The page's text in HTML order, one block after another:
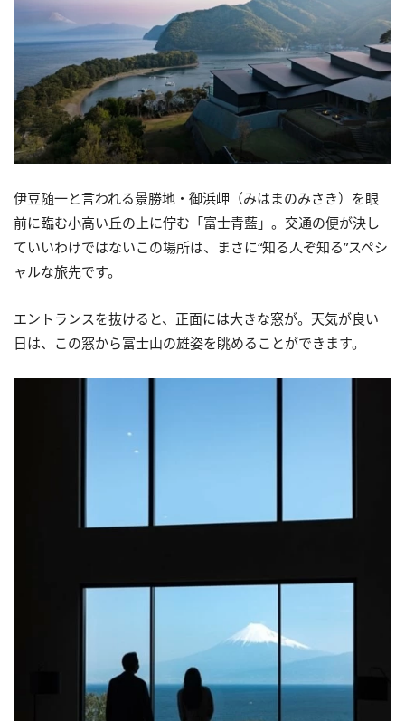
伊豆随一と言われる景勝地・御浜岬（みはまのみさき）を眼
前に臨む小高い丘の上に佇む「富士青藍」。交通の便が決し
ていいわけではないこの場所は、まさに“知る人ぞ知る”スペシ
ャルな旅先です。
エントランスを抜けると、正面には大きな窓が。天気が良い
日は、この窓から富士山の雄姿を眺めることができます。